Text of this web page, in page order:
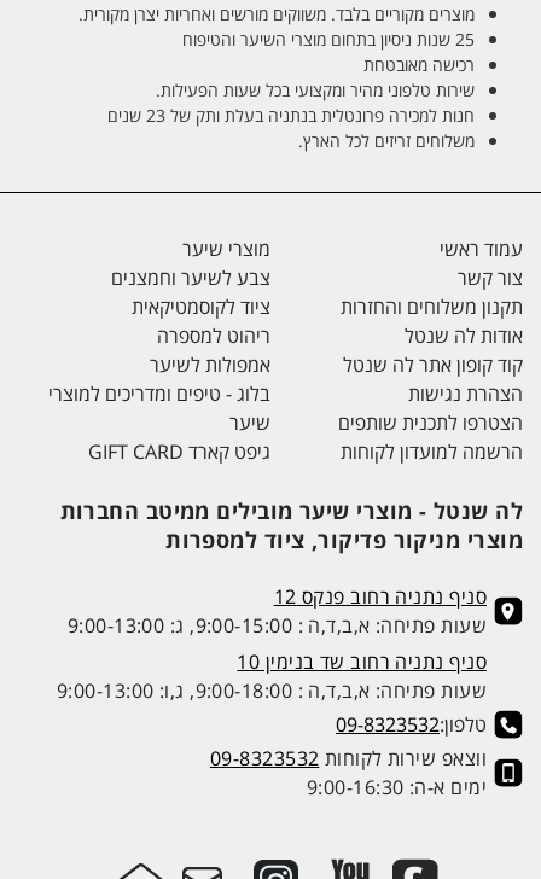
מוצרים מקוריים בלבד. משווקים מורשים ואחריות יצרן מקורית.
25 שנות ניסיון בתחום מוצרי השיער והטיפוח
רכישה מאובטחת
שירות טלפוני מהיר ומקצועי בכל שעות הפעילות.
חנות למכירה פרונטלית בנתניה בעלת ותק של 23 שנים
משלוחים זריזים לכל הארץ.
עמוד ראשי
צור קשר
תקנון משלוחים והחזרות
אודות לה שנטל
קוד קופון אתר לה שנטל
הצהרת נגישות
הצטרפו לתכנית שותפים
הרשמה למועדון לקוחות
מוצרי שיער
צבע לשיער וחמצנים
ציוד לקוסמטיקאית
ריהוט למספרה
אמפולות לשיער
בלוג - טיפים ומדריכים למוצרי
שיער
גיפט קארד GIFT CARD
לה שנטל - מוצרי שיער מובילים ממיטב החברות
מוצרי מניקור פדיקור, ציוד למספרות
סניף נתניה רחוב פנקס 12
שעות פתיחה: א,ב,ד,ה : 9:00-15:00, ג: 9:00-13:00
סניף נתניה רחוב שד בנימין 10
שעות פתיחה: א,ב,ד,ה : 9:00-18:00, ג,ו: 9:00-13:00
טלפון:09-8323532
ווצאפ שירות לקוחות 09-8323532
ימים א-ה: 9:00-16:30